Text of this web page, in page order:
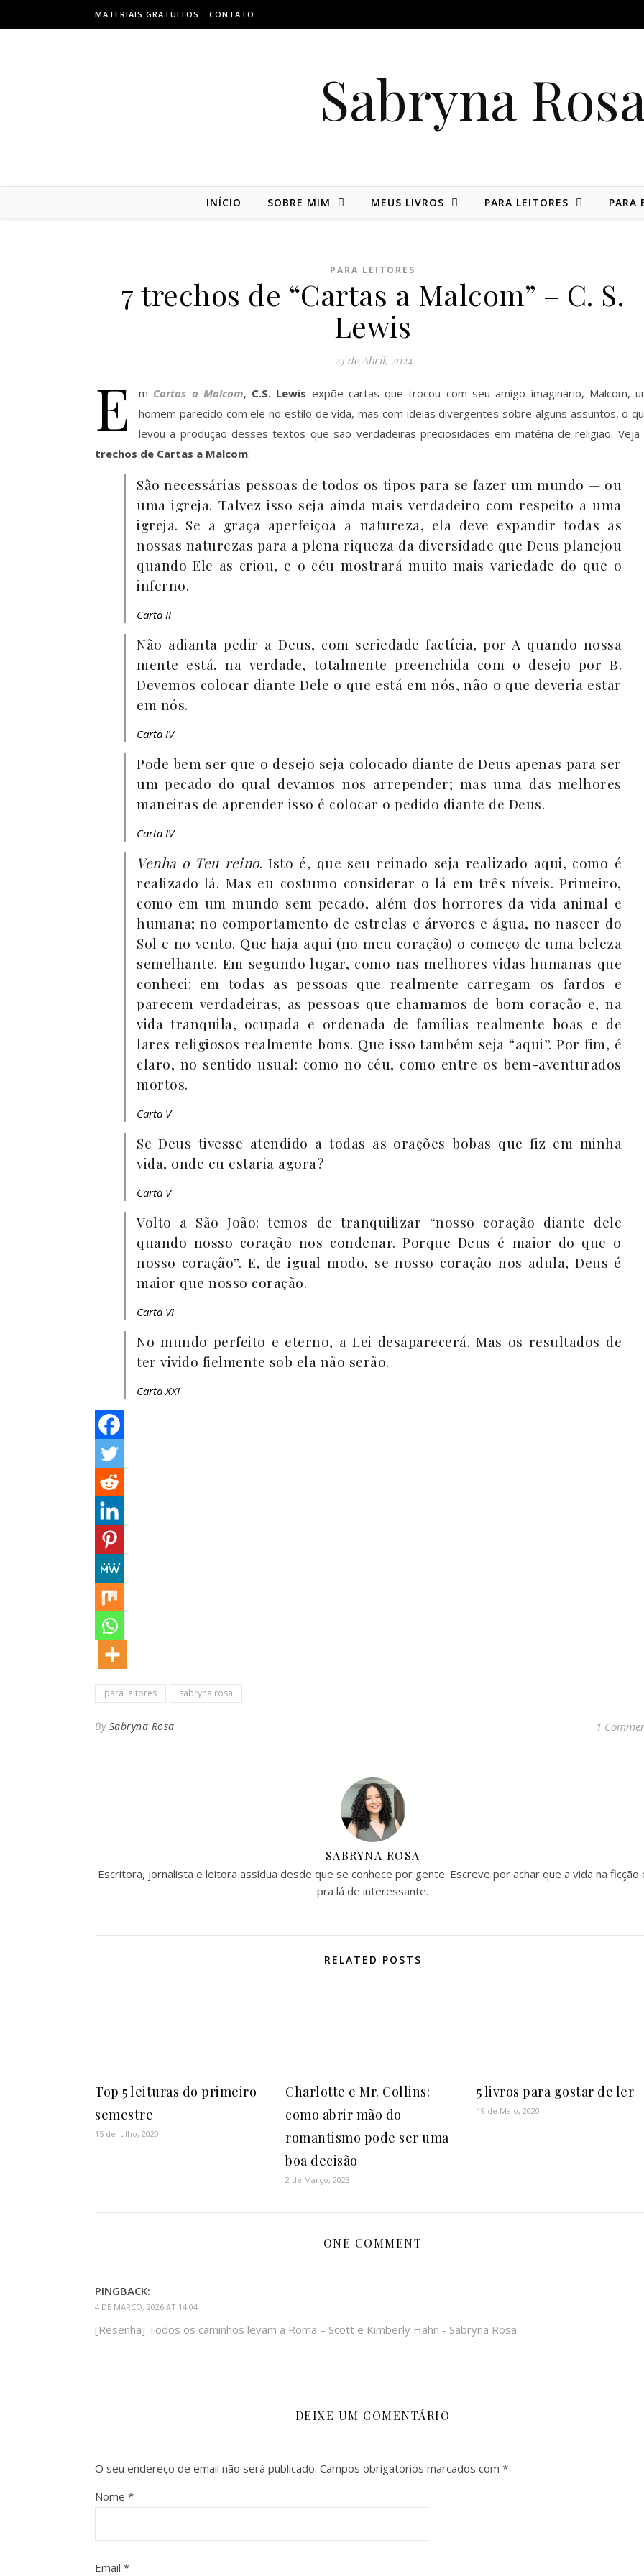
MATERIAIS GRATUITOS CONTATO
Sabryna
INÍCIO SOBRE MIM MEUS LIVROS PARA LEITORES PARA
PARA LEITORES
7 trechos de “Cartas a Malcom” – C. S.
Lewis
23 de Abril, 2024
E m Cartas a Malcom, C.S. Lewis expõe cartas que trocou com seu amigo imaginário, Malcom,
homem parecido com ele no estilo de vida, mas com ideias divergentes sobre alguns assuntos, o
levou a produção desses textos que são verdadeiras preciosidades em matéria de religião. Veja
trechos de Cartas a Malcom:
São necessárias pessoas de todos os tipos para se fazer um mundo — ou
uma igreja. Talvez isso seja ainda mais verdadeiro com respeito a uma
igreja. Se a graça aperfeiçoa a natureza, ela deve expandir todas as
nossas naturezas para a plena riqueza da diversidade que Deus planejou
quando Ele as criou, e o céu mostrará muito mais variedade do que o
inferno.
Carta II
Não adianta pedir a Deus, com seriedade factícia, por A quando nossa
mente está, na verdade, totalmente preenchida com o desejo por B.
Devemos colocar diante Dele o que está em nós, não o que deveria estar
em nós.
Carta IV
Pode bem ser que o desejo seja colocado diante de Deus apenas para ser
um pecado do qual devamos nos arrepender; mas uma das melhores
maneiras de aprender isso é colocar o pedido diante de Deus.
Carta IV
Venha o Teu reino. Isto é, que seu reinado seja realizado aqui, como é
realizado lá. Mas eu costumo considerar o lá em três níveis. Primeiro,
como em um mundo sem pecado, além dos horrores da vida animal e
humana; no comportamento de estrelas e árvores e água, no nascer do
Sol e no vento. Que haja aqui (no meu coração) o começo de uma beleza
semelhante. Em segundo lugar, como nas melhores vidas humanas que
conheci: em todas as pessoas que realmente carregam os fardos e
parecem verdadeiras, as pessoas que chamamos de bom coração e, na
vida tranquila, ocupada e ordenada de famílias realmente boas e de
lares religiosos realmente bons. Que isso também seja “aqui”. Por fim, é
claro, no sentido usual: como no céu, como entre os bem-aventurados
mortos.
Carta V
Se Deus tivesse atendido a todas as orações bobas que fiz em minha
vida, onde eu estaria agora?
Carta V
Volto a São João: temos de tranquilizar “nosso coração diante dele
quando nosso coração nos condenar. Porque Deus é maior do que o
nosso coração”. E, de igual modo, se nosso coração nos adula, Deus é
maior que nosso coração.
Carta VI
No mundo perfeito e eterno, a Lei desaparecerá. Mas os resultados de
ter vivido fielmente sob ela não serão.
Carta XXI
para leitores sabryna rosa
By Sabryna Rosa 1
SABRYNA ROSA
Escritora, jornalista e leitora assídua desde que se conhece por gente. Escreve por achar que a vida na ficção
pra lá de interessante.
RELATED POSTS
Top 5 leituras do primeiro
semestre
15 de Julho, 2020
Charlotte e Mr. Collins:
como abrir mão do
romantismo pode ser uma
boa decisão
2 de Março, 2023
5 livros para gostar de ler
19 de Maio, 2020
ONE COMMENT
PINGBACK:
4 DE MARÇO, 2026 AT 14:04
[Resenha] Todos os caminhos levam a Roma – Scott e Kimberly Hahn - Sabryna Rosa
DEIXE UM COMENTÁRIO
O seu endereço de email não será publicado. Campos obrigatórios marcados com *
Nome *
Email *